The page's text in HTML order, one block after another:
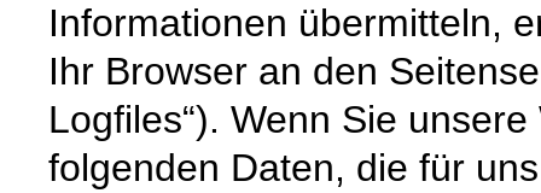
Informationen übermitteln,
Ihr Browser an den
Logfiles“). Wenn Sie
folgenden Daten, die für